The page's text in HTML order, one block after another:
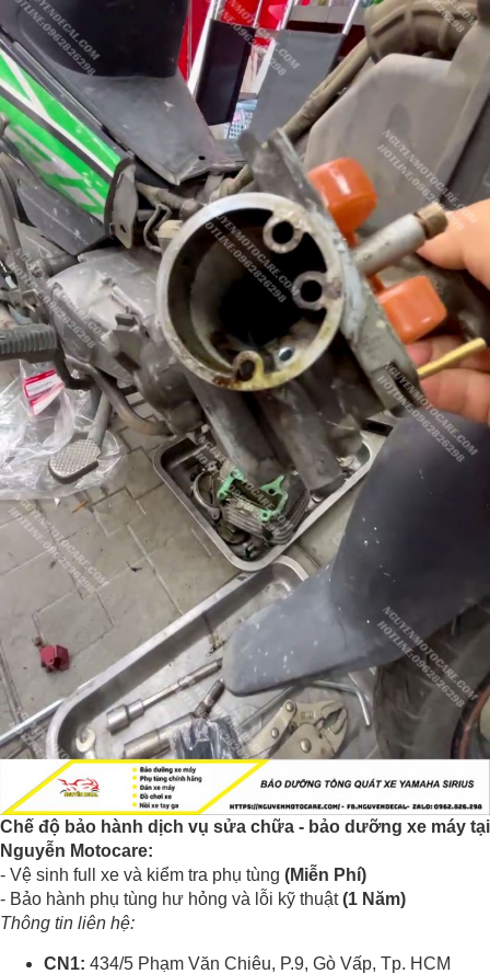
Chế độ bảo hành dịch vụ sửa chữa - bảo dưỡng xe máy tại
Nguyễn Motocare:
- Vệ sinh full xe và kiểm tra phụ tùng (Miễn Phí)
- Bảo hành phụ tùng hư hỏng và lỗi kỹ thuật(1 Năm)
Thông tin liên hệ:
CN1: 434/5 Phạm Văn Chiêu, P.9, Gò Vấp, Tp. HCM